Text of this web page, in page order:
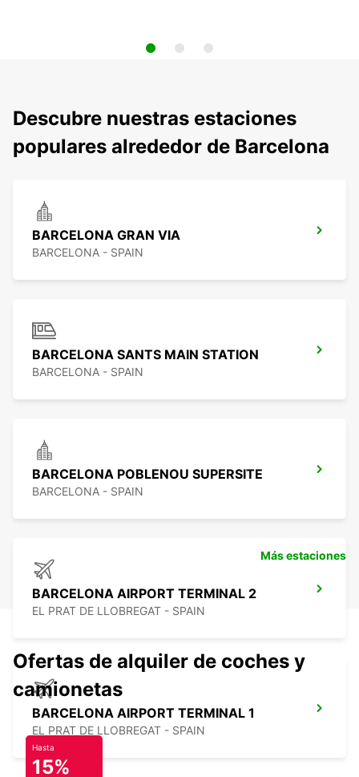
Descubre nuestras estaciones
populares alrededor de Barcelona
BARCELONA GRAN VIA
BARCELONA - SPAIN
BARCELONA SANTS MAIN STATION
BARCELONA - SPAIN
BARCELONA POBLENOU SUPERSITE
BARCELONA - SPAIN
BARCELONA AIRPORT TERMINAL 2
EL PRAT DE LLOBREGAT - SPAIN
BARCELONA AIRPORT TERMINAL 1
EL PRAT DE LLOBREGAT - SPAIN
Más estaciones
Ofertas de alquiler de coches y
camionetas
Hasta
15%